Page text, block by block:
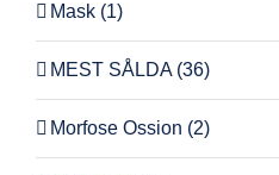
Mask (1)
MEST SÅLDA (36)
Morfose Ossion (2)